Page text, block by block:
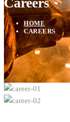
HOME
CAREERS